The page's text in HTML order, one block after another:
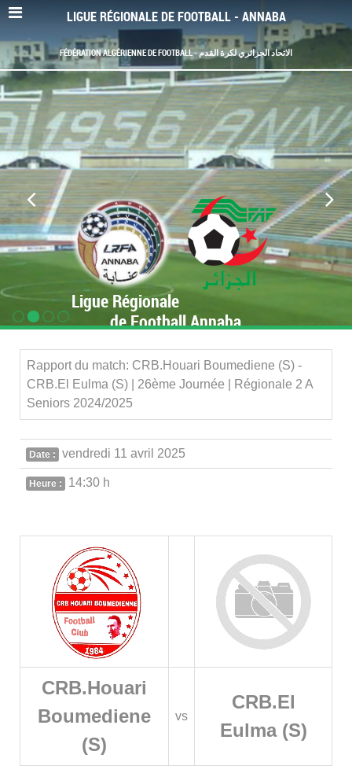
LIGUE RÉGIONALE DE FOOTBALL - ANNABA
FÉDÉRATION ALGÉRIENNE DE FOOTBALL - الاتحاد الجزائري لكرة القدم
Ligue Régionale
de Football Annaba
Rapport du match: CRB.Houari Boumediene (S) -
CRB.El Eulma (S) | 26ème Journée | Régionale 2 A
Seniors 2024/2025
Date : vendredi 11 avril 2025
Heure : 14:30 h
CRB.Houari
Boumediene
(S)
vs
CRB.El
Eulma (S)